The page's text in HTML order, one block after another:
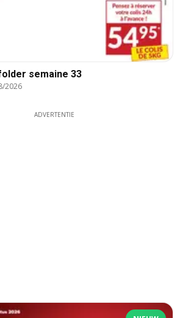
semaine 33
2026
ADVERTENTIE